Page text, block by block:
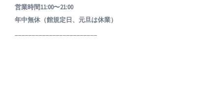
営業時間11:00〜21:00
年中無休（館規定日、元旦は休業）